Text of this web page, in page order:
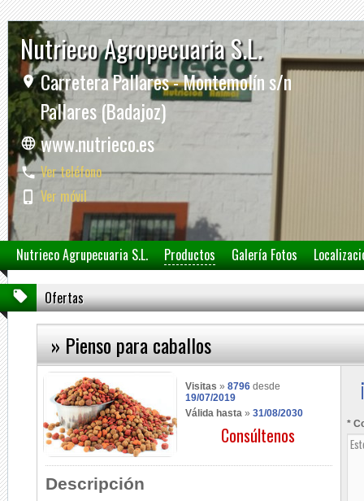
Nutrieco Agropecuaria S.L.
Carretera Pallares - Montemolín s/n
Pallares (Badajoz)
www.nutrieco.es
Ver teléfono
Ver móvil
Nutrieco Agrupecuaria S.L. Productos Galería Fotos
Ofertas
» Pienso para caballos
Visitas » 8796 desde
19/07/2019
Válida hasta » 31/08/2030
Consúltenos
Descripción
*